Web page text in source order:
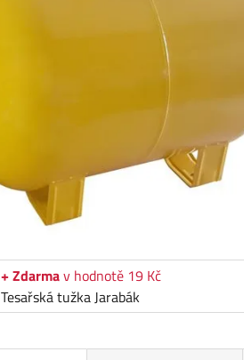
+ Zdarmav hodnotě 19 Kč
Tesařská tužka Jarabák